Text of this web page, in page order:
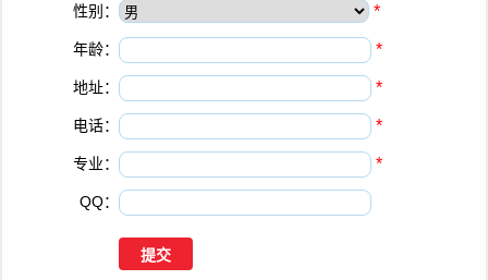
性别： *
年龄： *
地址： *
电话： *
专业： *
QQ：